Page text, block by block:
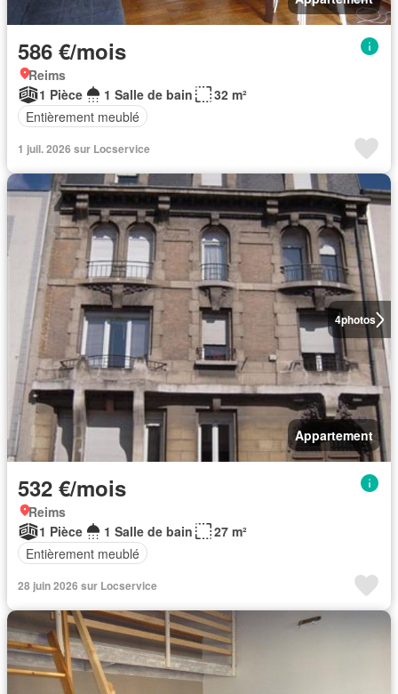
586 €/mois
Reims
1 Pièce
1 Salle de bain
32 m²
Entièrement meublé
1 juil. 2026 sur Locservice
4photos
Appartement
532 €/mois
Reims
1 Pièce
1 Salle de bain
27 m²
Entièrement meublé
28 juin 2026 sur Locservice